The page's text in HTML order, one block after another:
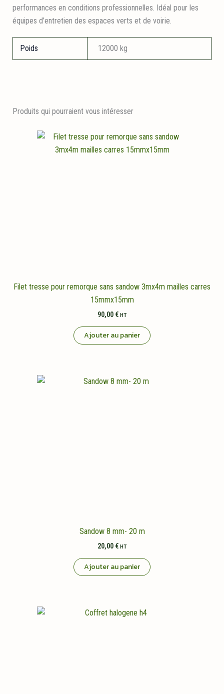
performances en conditions professionnelles. Idéal pour les
équipes d’entretien des espaces verts et de voirie.
Poids 12000 kg
Produits qui pourraient vous intéresser
Filet tresse pour remorque sans sandow 3mx4m mailles carres
15mmx15mm
90,00 € HT
Ajouter au panier
Sandow 8 mm- 20 m
20,00 € HT
Ajouter au panier